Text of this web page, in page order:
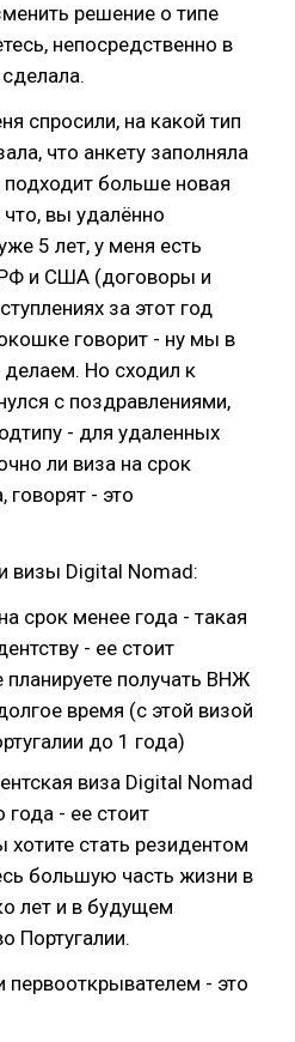
решение о типе
непосредственно в
спросили, на какой тип
что анкету заполняла
подходит больше новая
вы удалённо
5 лет, у меня есть
и США (договоры и
за этот год
говорит - ну мы в
Но сходил к
с поздравлениями,
- для удаленных
ли виза на срок
говорят - это
визы Digital Nomad:
срок менее года - такая
- ее стоит
планируете получать ВНЖ
время (с этой визой
до 1 года)
виза Digital Nomad
года - ее стоит
хотите стать резидентом
большую часть жизни в
лет и в будущем
Португалии.
- это